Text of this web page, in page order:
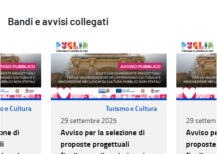
Bandi e avvisi collegati
e Cultura
di
Turismo e Cultura
29 settembre 2025
Avviso per la selezione di
proposte progettuali
29
Avviso